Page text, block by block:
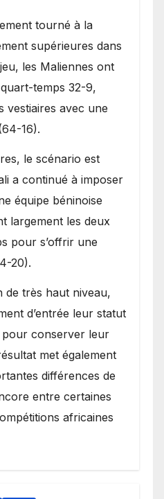
tourné à la
supérieures dans
les Maliennes ont
temps 32-9,
vestiaires avec une
16).
le scénario est
a continué à imposer
équipe béninoise
largement les deux
pour s’offrir une
20).
de très haut niveau,
d’entrée leur statut
pour conserver leur
met également
différences de
entre certaines
africaines